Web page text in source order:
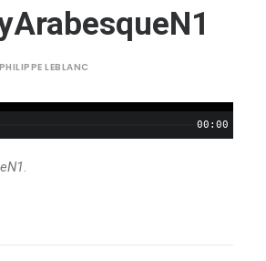
CONTACTER
PHILIPPE LEBLANC
00:00
.